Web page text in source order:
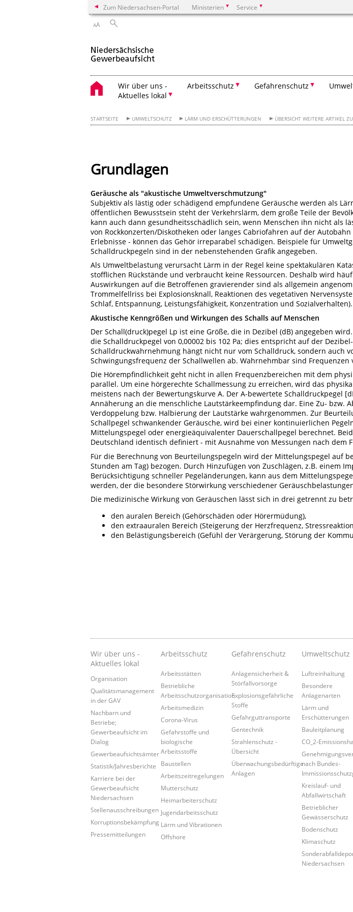
Zum Niedersachsen-Portal Ministerien Service
AA
Wir über uns -
Aktuelles lokal
Arbeitsschutz Gefahrenschutz
STARTSEITE UMWELTSCHUTZ LÄRM UND ERSCHÜTTERUNGEN ÜBERSICHT WEITERE ARTIKEL
Grundlagen
Geräusche als "akustische Umweltverschmutzung"
Subjektiv als lästig oder schädigend empfundene Geräusche werden als
öffentlichen Bewusstsein steht der Verkehrslärm, dem große Teile der
kann auch dann gesundheitsschädlich sein, wenn Menschen ihn nicht als
von Rockkonzerten/Diskotheken oder langes Cabriofahren auf der
Erlebnisse - können das Gehör irreparabel schädigen. Beispiele für
Schalldruckpegeln sind in der nebenstehenden Grafik angegeben.
Als Umweltbelastung verursacht Lärm in der Regel keine spektakulären
stofflichen Rückstände und verbraucht keine Ressourcen. Deshalb wird
Auswirkungen auf die Betroffenen gravierender sind als allgemein
Trommelfellriss bei Explosionsknall, Reaktionen des vegetativen
Schlaf, Entspannung, Leistungsfähigkeit, Konzentration und Sozialverhalten).
Akustische Kenngrößen und Wirkungen des Schalls auf Menschen
Der Schall(druck)pegel Lp ist eine Größe, die in Dezibel (dB) angegeben
die Schalldruckpegel von 0,00002 bis 102 Pa; dies entspricht auf der
Schalldruckwahrnehmung hängt nicht nur vom Schalldruck, sondern auch
Schwingungsfrequenz der Schallwellen ab. Wahrnehmbar sind Frequenzen
Die Hörempfindlichkeit geht nicht in allen Frequenzbereichen mit dem
parallel. Um eine hörgerechte Schallmessung zu erreichen, wird das
meistens nach der Bewertungskurve A. Der A-bewertete Schalldruckpegel
Annäherung an die menschliche Lautstärkeempfindung dar. Eine Zu- bzw.
Verdoppelung bzw. Halbierung der Lautstärke wahrgenommen. Zur
Schallpegel schwankender Geräusche, wird bei einer kontinuierlichen
Mittelungspegel oder energieäquivalenter Dauerschallpegel berechnet.
Deutschland identisch definiert - mit Ausnahme von Messungen nach dem
Für die Berechnung von Beurteilungspegeln wird der Mittelungspegel auf
Stunden am Tag) bezogen. Durch Hinzufügen von Zuschlägen, z.B. einem
Berücksichtigung schneller Pegeländerungen, kann aus dem
werden, der die besondere Störwirkung verschiedener
Die medizinische Wirkung von Geräuschen lässt sich in drei getrennt zu
den auralen Bereich (Gehörschäden oder Hörermüdung),
den extraauralen Bereich (Steigerung der Herzfrequenz,
den Belästigungsbereich (Gefühl der Verärgerung, Störung der
Wir über uns -
Aktuelles lokal
Organisation
Qualitätsmanagement
in der GAV
Nachbarn und
Betriebe;
Gewerbeaufsicht im
Dialog
Gewerbeaufsichtsämter
Statistik/Jahresberichte
Karriere bei der
Gewerbeaufsicht
Niedersachsen
Stellenausschreibungen
Korruptionsbekämpfung
Pressemitteilungen
Arbeitsschutz
Arbeitsstätten
Betriebliche
Arbeitsschutzorganisation
Arbeitsmedizin
Corona-Virus
Gefahrstoffe und
biologische
Arbeitsstoffe
Baustellen
Arbeitszeitregelungen
Mutterschutz
Heimarbeiterschutz
Jugendarbeitsschutz
Lärm und Vibrationen
Offshore
Gefahrenschutz
Anlagensicherheit &
Störfallvorsorge
Explosionsgefährliche
Stoffe
Gefahrguttransporte
Gentechnik
Strahlenschutz -
Übersicht
Überwachungsbedürftige
Anlagen
Umweltschutz
Luftreinhaltung
Besondere
Anlagenarten
Lärm und
Erschütterungen
Bauleitplanung
CO_2-
nach Bundes-
Kreislauf- und
Abfallwirtschaft
Betrieblicher
Gewässerschutz
Bodenschutz
Klimaschutz
Niedersachsen